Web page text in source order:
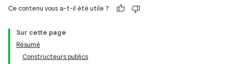
Ce contenu vous a-t-il été utile ?
Sur cette page
Résumé
Constructeurs publics